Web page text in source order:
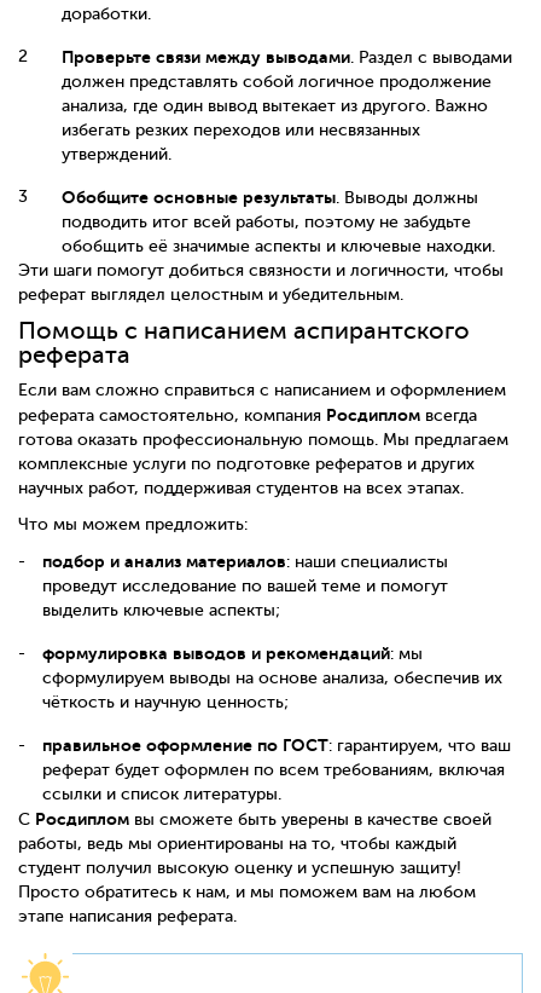
доработки.
Проверьте связи между выводами . Раздел с выводами
должен представлять собой логичное продолжение
анализа, где один вывод вытекает из другого. Важно
избегать резких переходов или несвязанных
утверждений.
Обобщите основные результаты . Выводы должны
подводить итог всей работы, поэтому не забудьте
обобщить её значимые аспекты и ключевые находки.
Эти шаги помогут добиться связности и логичности, чтобы
реферат выглядел целостным и убедительным.
Помощь с написанием аспирантского
реферата
Если вам сложно справиться с написанием и оформлением
реферата самостоятельно, компания Росдиплом всегда
готова оказать профессиональную помощь. Мы предлагаем
комплексные услуги по подготовке рефератов и других
научных работ, поддерживая студентов на всех этапах.
Что мы можем предложить:
подбор и анализ материалов: наши специалисты
проведут исследование по вашей теме и помогут
выделить ключевые аспекты;
формулировка выводов и рекомендаций: мы
сформулируем выводы на основе анализа, обеспечив их
чёткость и научную ценность;
правильное оформление по ГОСТ: гарантируем, что ваш
реферат будет оформлен по всем требованиям, включая
ссылки и список литературы.
С Росдиплом вы сможете быть уверены в качестве своей
работы, ведь мы ориентированы на то, чтобы каждый
студент получил высокую оценку и успешную защиту!
Просто обратитесь к нам, и мы поможем вам на любом
этапе написания реферата.